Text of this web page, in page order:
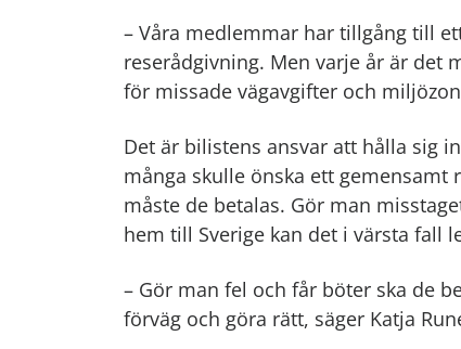
– Våra medlemmar har tillgång till
reserådgivning. Men varje år är det
för missade vägavgifter och
Det är bilistens ansvar att hålla sig
många skulle önska ett gemensamt
måste de betalas. Gör man
hem till Sverige kan det i värsta fall
– Gör man fel och får böter ska de
förväg och göra rätt, säger Katja